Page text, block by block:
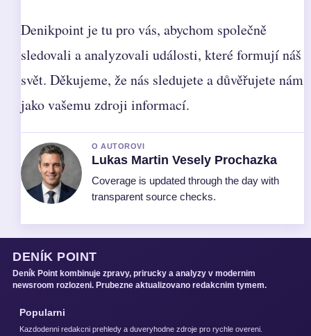
Denikpoint je tu pro vás, abychom společně
sledovali a analyzovali události, které formují náš
svět. Děkujeme, že nás sledujete a důvěřujete nám
jako vašemu zdroji informací.
O AUTOROVI
Lukas Martin Vesely Prochazka
Coverage is updated through the day with
transparent source checks.
DENÍK POINT
Deník Point kombinuje zpravy, prirucky a analyzy v modernim
newsroom rozlozeni. Prubezne aktualizovano redakcnim tymem.
Popularni
Kazdodenni redakcni prehledy a duveryhodne zdroje pro rychle overeni.